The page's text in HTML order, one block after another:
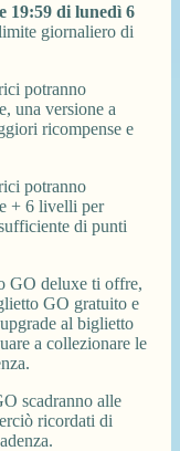
19:59 di lunedì 6
giornaliero di
potranno
una versione a
ricompense e
potranno
+ 6 livelli per
di punti
GO deluxe ti offre,
GO gratuito e
al biglietto
a collezionare le
scadranno alle
ricordati di